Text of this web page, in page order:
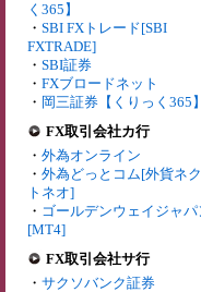
く365】
・ SBI FXトレード[SBI
FXTRADE]
・ SBI証券
・ FXブロードネット
・ 岡三証券【くりっく365】
FX取引会社カ行
・ 外為オンライン
・ 外為どっとコム[外貨ネ
トネオ]
・ ゴールデンウェイジャパ
[MT4]
FX取引会社サ行
・ サクソバンク証券